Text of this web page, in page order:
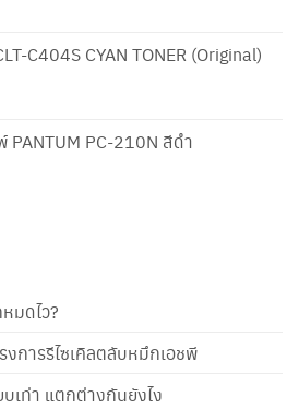
C404S CYAN TONER (Original)
PC-210N สีดำ
มดไว?
การรีไซเคิลตลับหมึกเอชพี
ท่า แตกต่างกันยังไง